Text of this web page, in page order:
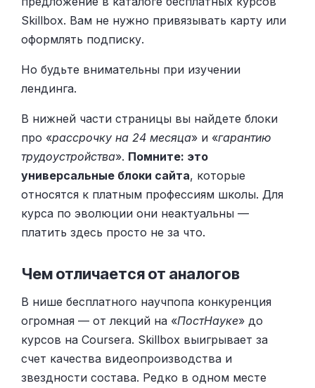
Skillbox. Вам не нужно привязывать карту или
оформлять подписку.
Но будьте внимательны при изучении
лендинга.
В нижней части страницы вы найдете блоки
про «рассрочку на 24 месяца» и «гарантию
трудоустройства». Помните: это
универсальные блоки сайта, которые
относятся к платным профессиям школы. Для
курса по эволюции они неактуальны —
платить здесь просто не за что.
Чем отличается от аналогов
В нише бесплатного научпопа конкуренция
огромная — от лекций на «ПостНауке» до
курсов на Coursera. Skillbox выигрывает за
счет качества видеопроизводства и
звездности состава. Редко в одном месте